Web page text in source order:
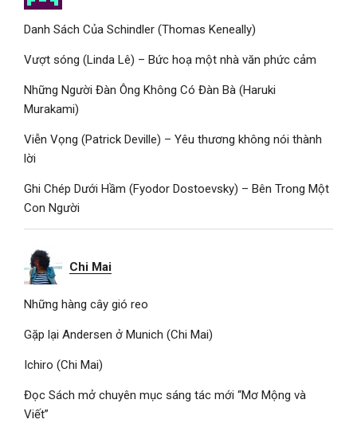
Danh Sách Của Schindler (Thomas Keneally)
Vượt sóng (Linda Lê) – Bức hoạ một nhà văn phức cảm
Những Người Đàn Ông Không Có Đàn Bà (Haruki
Murakami)
Viễn Vọng (Patrick Deville) – Yêu thương không nói thành
lời
Ghi Chép Dưới Hầm (Fyodor Dostoevsky) – Bên Trong Một
Con Người
Chi Mai
Những hàng cây gió reo
Gặp lại Andersen ở Munich (Chi Mai)
Ichiro (Chi Mai)
Đọc Sách mở chuyên mục sáng tác mới “Mơ Mộng và
Viết”